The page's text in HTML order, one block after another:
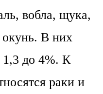
вобла, щука,
В них
1,3 до 4%. К
раки и